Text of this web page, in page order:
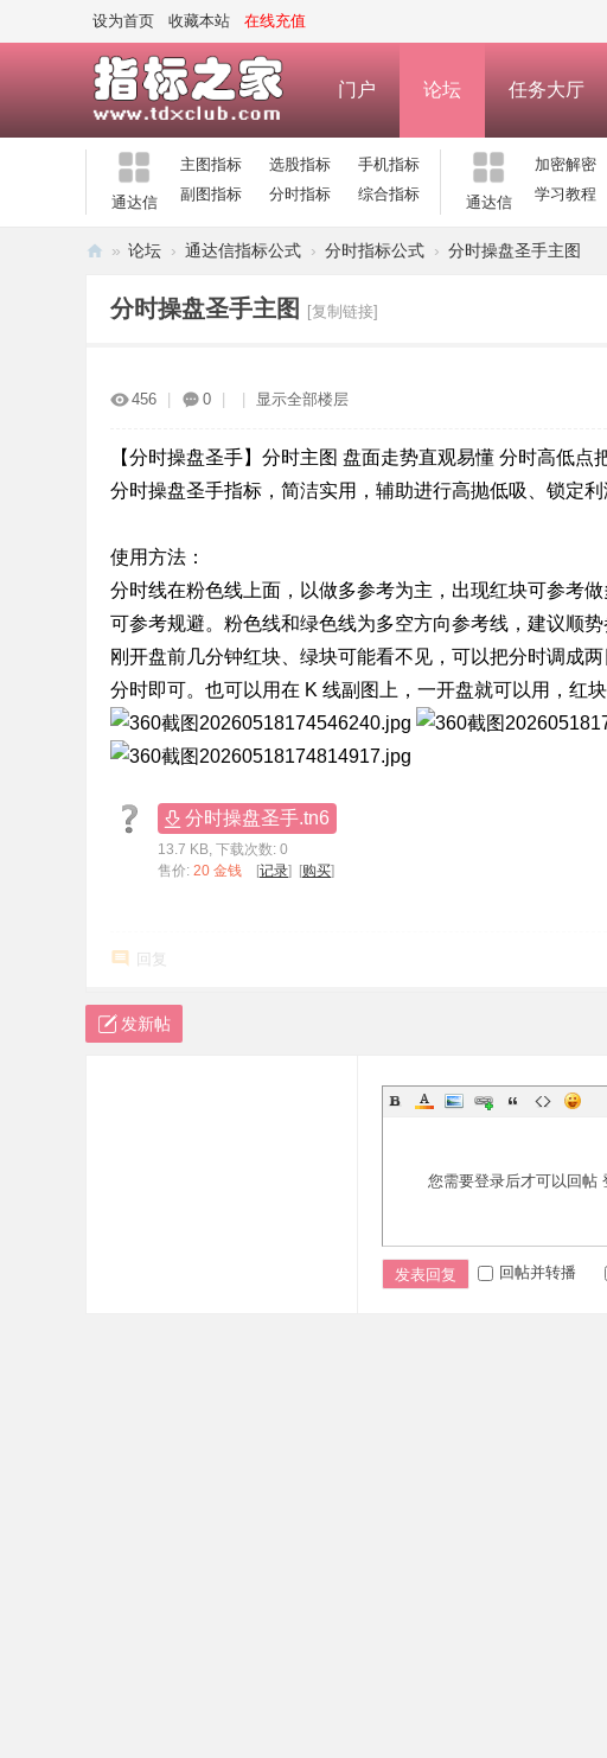
设为首页 收藏本站 在线充值
门户 论坛 任务大厅
通达信
主图指标 选股指标
手机指标
副图指标
分时指标 综合指标 通达信
加密解密
学习教程
» 论坛 › 通达信指标公式 › 分时指标公式 › 分时操盘圣手主图
分时操盘圣手主图 [复制链接]
456 0 显示全部楼层
【分时操盘圣手】分时主图 盘面走势直观易懂 分时高低点
分时操盘圣手指标，简洁实用，辅助进行高抛低吸、锁定
使用方法：
分时线在粉色线上面，以做多参考为主，出现红块可参考
可参考规避。粉色线和绿色线为多空方向参考线，建议顺势
刚开盘前几分钟红块、绿块可能看不见，可以把分时调成
分时即可。也可以用在 K 线副图上，一开盘就可以用，红
分时操盘圣手.tn6
13.7 KB, 下载次数: 0
售价: 20 金钱 [记录] [购买]
回复
发新帖
您需要登录后才可以回帖
发表回复 回帖并转播